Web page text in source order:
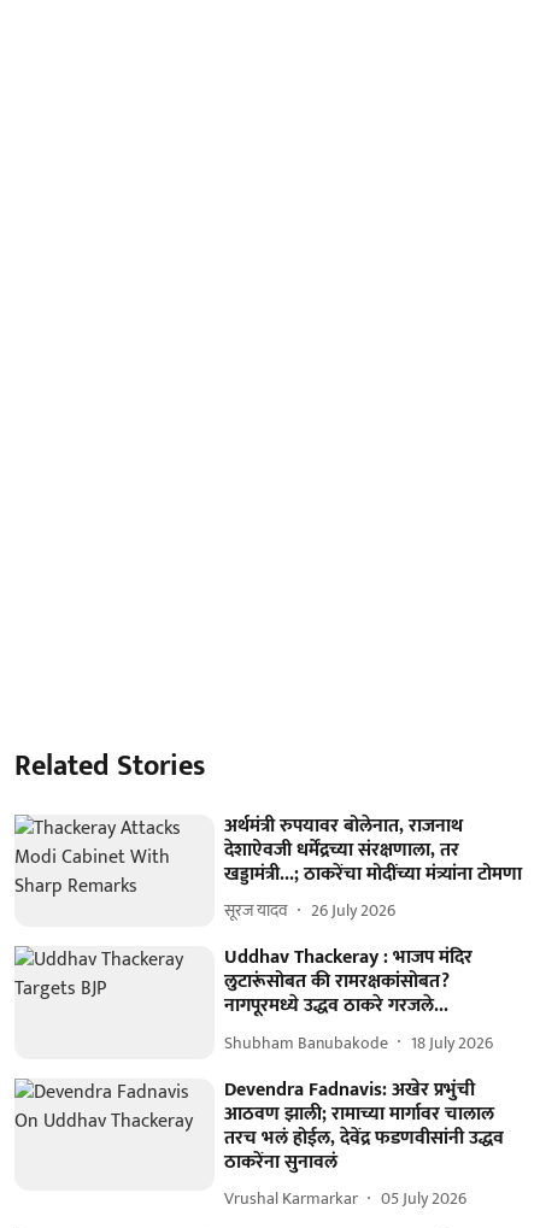
Related Stories
अर्थमंत्री रुपयावर बोलेनात, राजनाथ
देशाऐवजी धर्मेंद्रच्या संरक्षणाला, तर
खड्डामंत्री...; ठाकरेंचा मोदींच्या मंत्र्यांना टोमणा
सूरज यादव 26 July 2026
Uddhav Thackeray : भाजप मंदिर
लुटारूंसोबत की रामरक्षकांसोबत?
नागपूरमध्ये उद्धव ठाकरे गरजले...
Shubham Banubakode 18 July 2026
Devendra Fadnavis: अखेर प्रभुंची
आठवण झाली; रामाच्या मार्गावर चालाल
तरच भलं होईल, देवेंद्र फडणवीसांनी उद्धव
ठाकरेंना सुनावलं
Vrushal Karmarkar 05 July 2026